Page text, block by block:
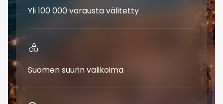
Yli 100 000 varausta välitetty
Suomen suurin valikoima